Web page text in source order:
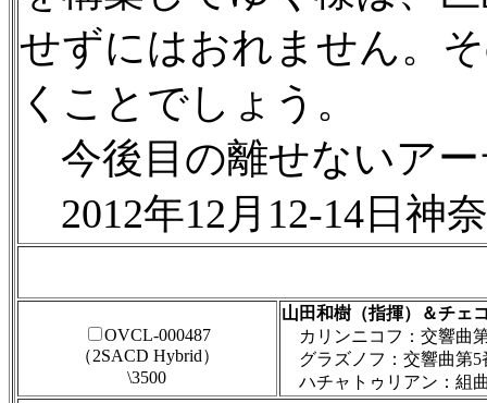
せずにはおれません。
くことでしょう。
今後目の離せないア
2012年12月12-14日神
OVCL-000487
（2SACD Hybrid）
\3500
山田和樹（指揮）＆チェ
カリンニコフ：交響曲
グラズノフ：交響曲第5
ハチャトゥリアン：組